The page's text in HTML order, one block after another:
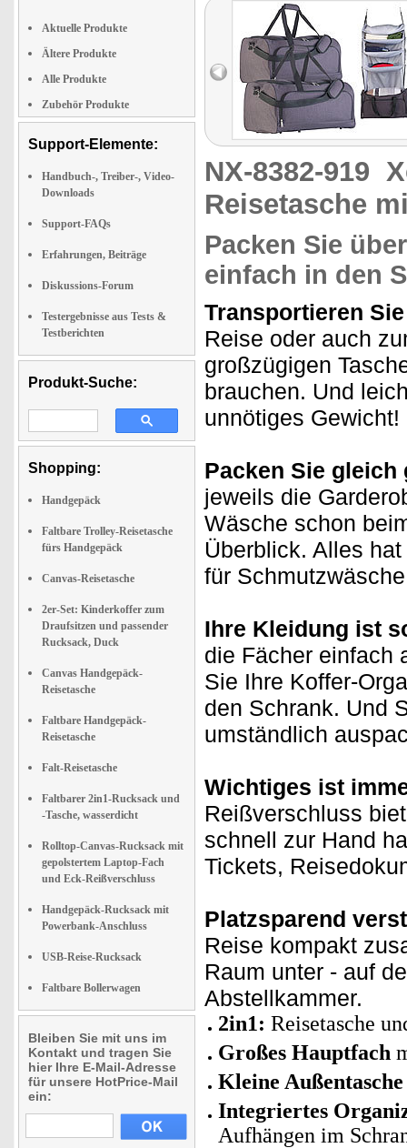
Aktuelle Produkte
Ältere Produkte
Alle Produkte
Zubehör Produkte
Support-Elemente:
Handbuch-, Treiber-, Video-
Downloads
Support-FAQs
Erfahrungen, Beiträge
Diskussions-Forum
Testergebnisse aus Tests &
Testberichten
Produkt-Suche:
Shopping:
Handgepäck
Faltbare Trolley-Reisetasche
fürs Handgepäck
Canvas-Reisetasche
2er-Set: Kinderkoffer zum
Draufsitzen und passender
Rucksack, Duck
Canvas Handgepäck-
Reisetasche
Faltbare Handgepäck-
Reisetasche
Falt-Reisetasche
Faltbarer 2in1-Rucksack und
-Tasche, wasserdicht
Rolltop-Canvas-Rucksack mit
gepolstertem Laptop-Fach
und Eck-Reißverschluss
Handgepäck-Rucksack mit
Powerbank-Anschluss
USB-Reise-Rucksack
Faltbare Bollerwagen
Bleiben Sie mit uns im
Kontakt und tragen Sie
hier Ihre E-Mail-Adresse
für unsere HotPrice-Mail
ein:
NX-8382-919
Reisetasche
Packen Sie
einfach in den
Transportieren
Reise oder auch
großzügigen
brauchen. Und
unnötiges Gewicht!
Packen Sie gleich
jeweils die
Wäsche schon
Überblick. Alles
für
Ihre Kleidung ist
die Fächer einfach
Sie Ihre Koffer-
den Schrank. Und
umständlich
Wichtiges ist
Reißverschluss
schnell zur Hand
Tickets,
Platzsparend
Reise kompakt
Raum unter - auf
Abstellkammer.
2in1: Reisetasche
Großes Hauptfach
Kleine
Integriertes
Aufhängen im